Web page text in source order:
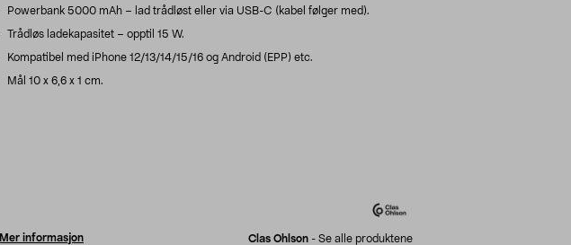
Powerbank 5000 mAh – lad trådløst eller via USB-C (kabel følger med).
Trådløs ladekapasitet – opptil 15 W.
Kompatibel med iPhone 12/13/14/15/16 og Android (EPP) etc.
Mål 10 x 6,6 x 1 cm.
Mer informasjon Clas Ohlson - Se alle produktene